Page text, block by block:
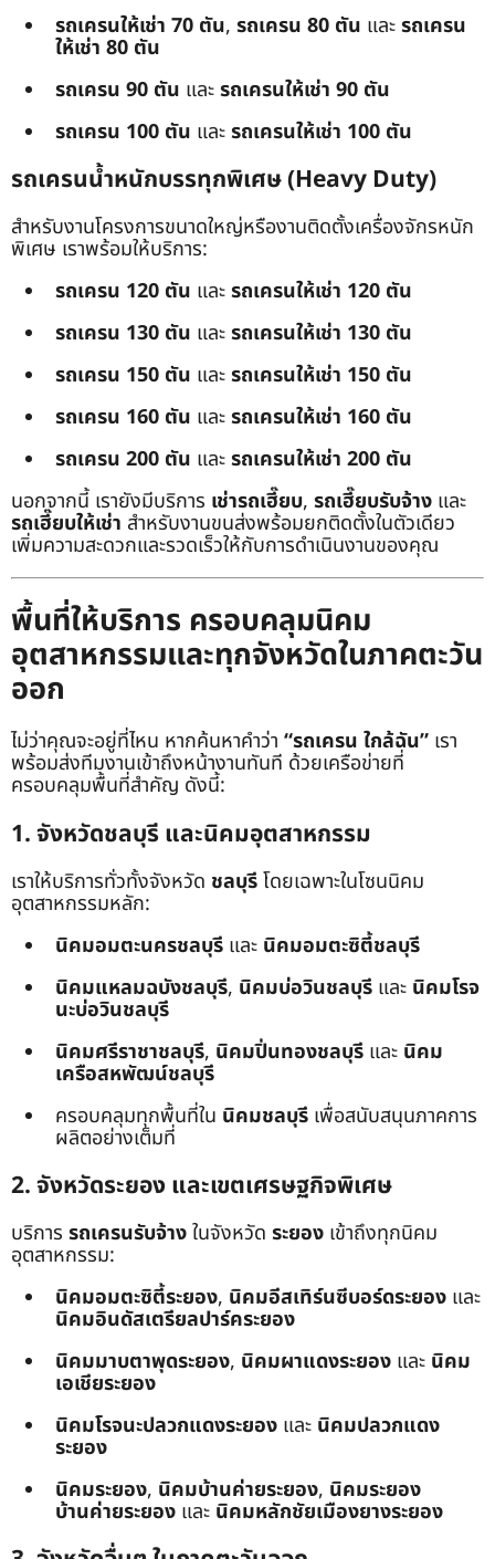
รถเครนให้เช่า 70 ตัน, รถเครน 80 ตัน และรถเครน
ให้เช่า 80 ตัน
รถเครน 90 ตัน และรถเครนให้เช่า 90 ตัน
รถเครน 100 ตัน และรถเครนให้เช่า 100 ตัน
รถเครนน้ำหนักบรรทุกพิเศษ (Heavy Duty)
สำหรับงานโครงการขนาดใหญ่หรืองานติดตั้งเครื่องจักรหนัก
พิเศษ เราพร้อมให้บริการ:
รถเครน 120 ตัน และรถเครนให้เช่า 120 ตัน
รถเครน 130 ตัน และรถเครนให้เช่า 130 ตัน
รถเครน 150 ตัน และรถเครนให้เช่า 150 ตัน
รถเครน 160 ตัน และรถเครนให้เช่า 160 ตัน
รถเครน 200 ตัน และรถเครนให้เช่า 200 ตัน
นอกจากนี้ เรายังมีบริการ เช่ารถเฮี๊ยบ, รถเฮี๊ยบรับจ้าง และ
รถเฮี๊ยบให้เช่า สำหรับงานขนส่งพร้อมยกติดตั้งในตัวเดียว
เพิ่มความสะดวกและรวดเร็วให้กับการดำเนินงานของคุณ
พื้นที่ให้บริการ ครอบคลุมนิคม
อุตสาหกรรมและทุกจังหวัดในภาคตะวัน
ออก
ไม่ว่าคุณจะอยู่ที่ไหน หากค้นหาคำว่า “รถเครน ใกล้ฉัน” เรา
พร้อมส่งทีมงานเข้าถึงหน้างานทันที ด้วยเครือข่ายที่
ครอบคลุมพื้นที่สำคัญ ดังนี้:
1. จังหวัดชลบุรี และนิคมอุตสาหกรรม
เราให้บริการทั่วทั้งจังหวัด ชลบุรีโดยเฉพาะในโซนนิคม
อุตสาหกรรมหลัก:
นิคมอมตะนครชลบุรี และ นิคมอมตะซิตี้ชลบุรี
นิคมแหลมฉบังชลบุรี, นิคมบ่อวินชลบุรี และ นิคมโรจ
นะบ่อวินชลบุรี
นิคมศรีราชาชลบุรี, นิคมปิ่นทองชลบุรี และ นิคม
เครือสหพัฒน์ชลบุรี
ครอบคลุมทุกพื้นที่ใน นิคมชลบุรี เพื่อสนับสนุนภาคการ
ผลิตอย่างเต็มที่
2. จังหวัดระยอง และเขตเศรษฐกิจพิเศษ
บริการ รถเครนรับจ้างในจังหวัด ระยอง เข้าถึงทุกนิคม
อุตสาหกรรม:
นิคมอมตะซิตี้ระยอง, นิคมอีสเทิร์นซีบอร์ดระยอง และ
นิคมอินดัสเตรียลปาร์คระยอง
นิคมมาบตาพุดระยอง, นิคมผาแดงระยอง และ นิคม
เอเชียระยอง
นิคมโรจนะปลวกแดงระยอง และ นิคมปลวกแดง
ระยอง
นิคมระยอง, นิคมบ้านค่ายระยอง, นิคมระยอง
บ้านค่ายระยอง และ นิคมหลักชัยเมืองยางระยอง